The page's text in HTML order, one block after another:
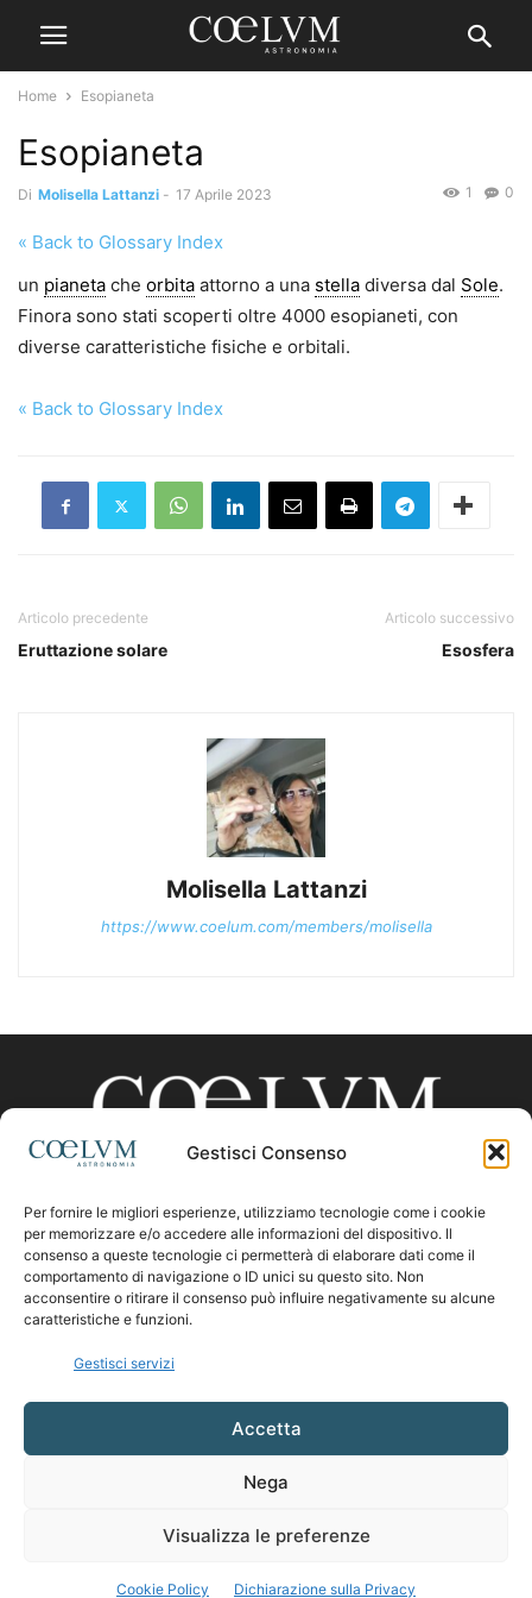
Gestisci Consenso
Per fornire le migliori esperienze, utilizziamo tecnologie come i cookie
per memorizzare e/o accedere alle informazioni del dispositivo. Il
consenso a queste tecnologie ci permetterà di elaborare dati come il
comportamento di navigazione o ID unici su questo sito. Non
acconsentire o ritirare il consenso può influire negativamente su alcune
caratteristiche e funzioni.
Gestisci servizi
Accetta
Nega
Visualizza le preferenze
Cookie Policy Dichiarazione sulla Privacy
Home Esopianeta
Esopianeta
Di Molisella Lattanzi - 17 Aprile 2023 0
1
« Back to Glossary Index
un pianeta che orbita attorno a una stella diversa dal Sole.
Finora sono stati scoperti oltre 4000 esopianeti, con
diverse caratteristiche fisiche e orbitali.
« Back to Glossary Index
Articolo precedente
Eruttazione solare
Articolo successivo
Esosfera
Molisella Lattanzi
https://www.coelum.com/members/molisella
CHI SIAMO
Contattaci:coelumastro@coelum.com